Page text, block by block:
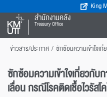
King
สำนักงานคลัง
Treasury Office
ข่าวสาร/ประกาศ /
ซักซ้อมความเข้าใจเกี่ยวกับ
เลื่อน กรณีโรคติดเชื้อไวรัส